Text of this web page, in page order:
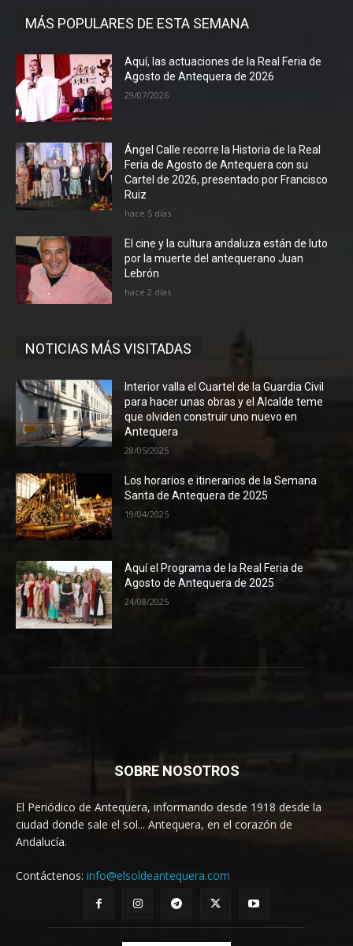
MÁS POPULARES DE ESTA SEMANA
Aquí, las actuaciones de la Real Feria de
Agosto de Antequera de 2026
29/07/2026
Ángel Calle recorre la Historia de la Real
Feria de Agosto de Antequera con su
Cartel de 2026, presentado por Francisco
Ruiz
hace 5 días
El cine y la cultura andaluza están de luto
por la muerte del antequerano Juan
Lebrón
hace 2 días
NOTICIAS MÁS VISITADAS
Interior valla el Cuartel de la Guardia Civil
para hacer unas obras y el Alcalde teme
que olviden construir uno nuevo en
Antequera
28/05/2025
Los horarios e itinerarios de la Semana
Santa de Antequera de 2025
19/04/2025
Aquí el Programa de la Real Feria de
Agosto de Antequera de 2025
24/08/2025
SOBRE NOSOTROS
El Periódico de Antequera, informando desde 1918 desde la
ciudad donde sale el sol... Antequera, en el corazón de
Andalucía.
Contáctenos: info@elsoldeantequera.com